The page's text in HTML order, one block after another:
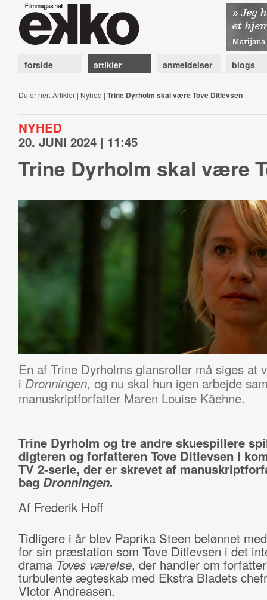
forside artikler anmeldelser blogs
Du er her:Artikler| Nyhed | Trine Dyrholm skal være Tove Ditlevsen
NYHED
20. JUNI 2024 | 11:45
Trine Dyrholm skal være
En af Trine Dyrholms glansroller må siges at
i Dronningen, og nu skal hun igen arbejde
manuskriptforfatterMaren Louise Käehne.
Trine Dyrholm og tre andre skuespillere
digteren og forfatteren Tove Ditlevsen i
TV 2-serie, der er skrevet af
bag Dronningen.
Af Frederik Hoff
Tidligere i år blev Paprika Steen belønnet
for sin præstation som Tove Ditlevsen i det
drama Toves værelse, der handler om
turbulente ægteskab med Ekstra Bladets
Victor Andreasen.